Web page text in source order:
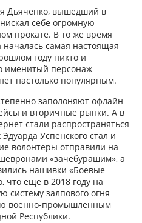
Дьяченко, вышедший в
себе огромную
прокате. В то же время
началась самая настоящая
году никто и
именитый персонаж
настолько популярным.
заполоняют офлайн
и вторичные рынки. А в
стали распространяться
Успенского стал и
волонтеры отправили на
«зачебурашим», а
нашивки «Боевые
что еще в 2018 году на
систему залпового огня
военно-промышленным
Республики.